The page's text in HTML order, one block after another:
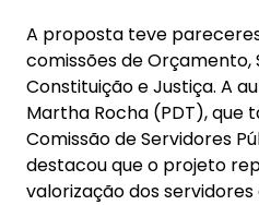
A proposta teve
comissões de Orçamento,
Constituição e Justiça. A
Martha Rocha (PDT), que
Comissão de Servidores
destacou que o projeto
valorização dos servidores